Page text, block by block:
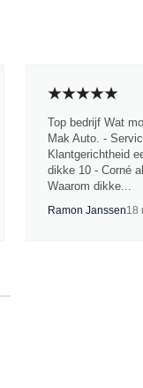
Top bedrijf Wat
Mak Auto. -
Klantgerichtheid
dikke 10 - Corné
Waarom dikke...
Ramon Janssen18